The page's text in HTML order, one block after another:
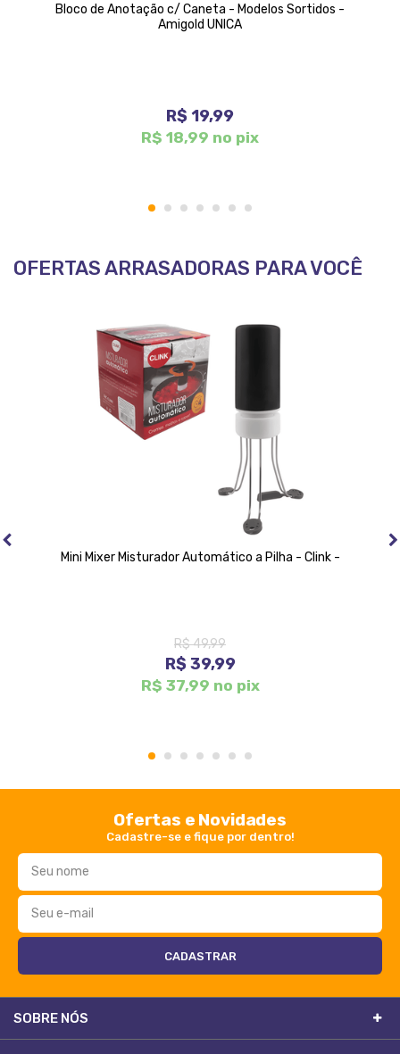
Bloco de Anotação c/ Caneta - Modelos Sortidos -
Amigold UNICA
R$ 19,99
R$ 18,99 no pix
1 2 3 4 5 6 7
OFERTAS ARRASADORAS PARA VOCÊ
Mini Mixer Misturador Automático a Pilha - Clink -
R$ 49,99
R$ 39,99
R$ 37,99 no pix
1 2 3 4 5 6 7
Ofertas e Novidades
Cadastre-se e fique por dentro!
SOBRE NÓS